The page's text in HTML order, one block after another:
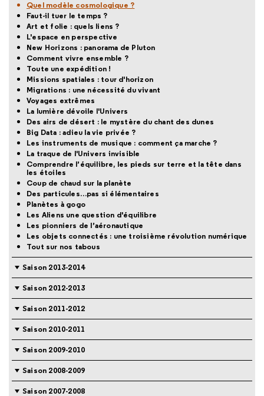
Quel modèle cosmologique ?
Faut-il tuer le temps ?
Art et folie : quels liens ?
L'espace en perspective
New Horizons : panorama de Pluton
Comment vivre ensemble ?
Toute une expédition !
Missions spatiales : tour d'horizon
Migrations : une nécessité du vivant
Voyages extrêmes
La lumière dévoile l'Univers
Des airs de désert : le mystère du chant des dunes
Big Data : adieu la vie privée ?
Les instruments de musique : comment ça marche ?
La traque de l'Univers invisible
Comprendre l’équilibre, les pieds sur terre et la tête dans
les étoiles
Coup de chaud sur la planète
Des particules…pas si élémentaires
Planètes à gogo
Les Aliens une question d'équilibre
Les pionniers de l’aéronautique
Les objets connectés : une troisième révolution numérique
Tout sur nos tabous
Saison 2013-2014
Saison 2012-2013
Saison 2011-2012
Saison 2010-2011
Saison 2009-2010
Saison 2008-2009
Saison 2007-2008